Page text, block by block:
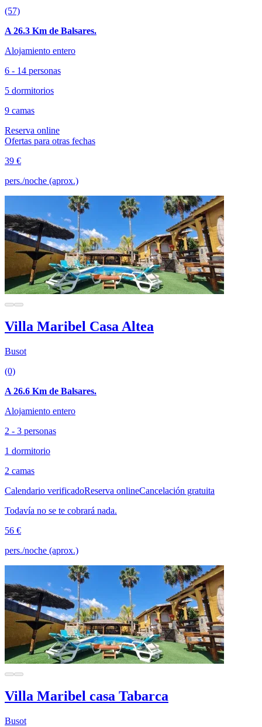
(57)
A 26.3 Km de Balsares.
Alojamiento entero
6 - 14 personas
5 dormitorios
9 camas
Reserva online
Ofertas para otras fechas
39 €
pers./noche (aprox.)
Villa Maribel Casa Altea
Busot
(0)
A 26.6 Km de Balsares.
Alojamiento entero
2 - 3 personas
1 dormitorio
2 camas
Calendario verificadoReserva onlineCancelación gratuita
Todavía no se te cobrará nada.
56 €
pers./noche (aprox.)
Villa Maribel casa Tabarca
Busot